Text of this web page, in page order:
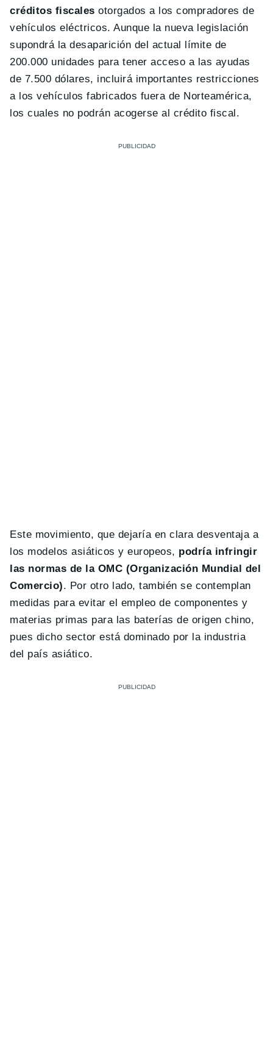
créditos fiscales otorgados a los compradores de
vehículos eléctricos. Aunque la nueva legislación
supondrá la desaparición del actual límite de
200.000 unidades para tener acceso a las ayudas
de 7.500 dólares, incluirá importantes restricciones
a los vehículos fabricados fuera de Norteamérica,
los cuales no podrán acogerse al crédito fiscal.
Este movimiento, que dejaría en clara desventaja a
los modelos asiáticos y europeos, podría infringir
las normas de la OMC (Organización Mundial del
Comercio). Por otro lado, también se contemplan
medidas para evitar el empleo de componentes y
materias primas para las baterías de origen chino,
pues dicho sector está dominado por la industria
del país asiático.